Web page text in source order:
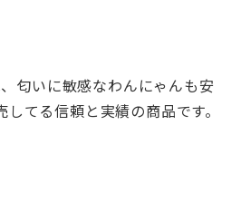
匂いに敏感なわんにゃんも安
してる信頼と実績の商品です。